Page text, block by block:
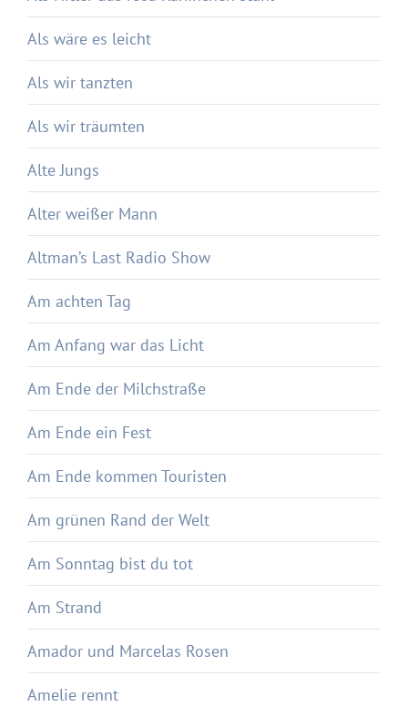
Als wäre es leicht
Als wir tanzten
Als wir träumten
Alte Jungs
Alter weißer Mann
Altman’s Last Radio Show
Am achten Tag
Am Anfang war das Licht
Am Ende der Milchstraße
Am Ende ein Fest
Am Ende kommen Touristen
Am grünen Rand der Welt
Am Sonntag bist du tot
Am Strand
Amador und Marcelas Rosen
Amelie rennt